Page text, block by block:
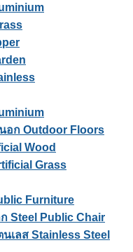
อก Outdoor Floors
Wood
Grass
Furniture
Steel Public Chair
เลส Stainless Steel